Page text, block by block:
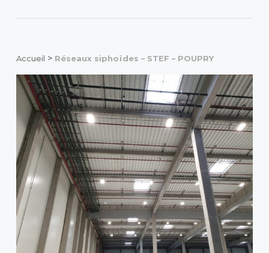
Accueil > Réseaux siphoïdes – STEF – POUPRY